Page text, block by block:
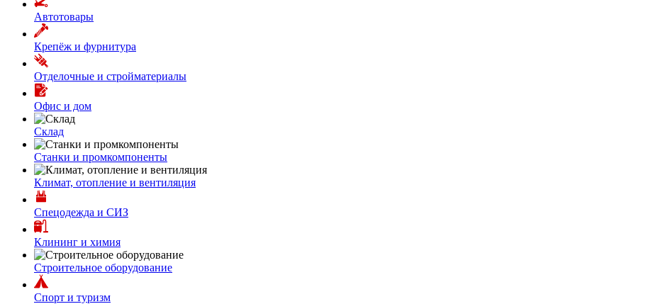
Автотовары
Крепёж и фурнитура
Отделочные и стройматериалы
Офис и дом
Склад
Станки и промкомпоненты
Климат, отопление и вентиляция
Спецодежда и СИЗ
Клининг и химия
Строительное оборудование
Спорт и туризм